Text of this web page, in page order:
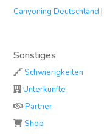
Canyoning Deutschland |
Sonstiges
Schwierigkeiten
Unterkünfte
Partner
Shop